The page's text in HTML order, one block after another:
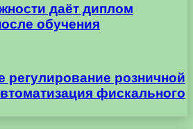
даёт диплом
обучения
регулирование розничной
фискального